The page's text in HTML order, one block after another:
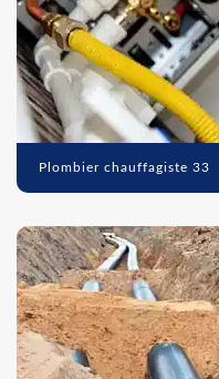
Plombier chauffagiste 33